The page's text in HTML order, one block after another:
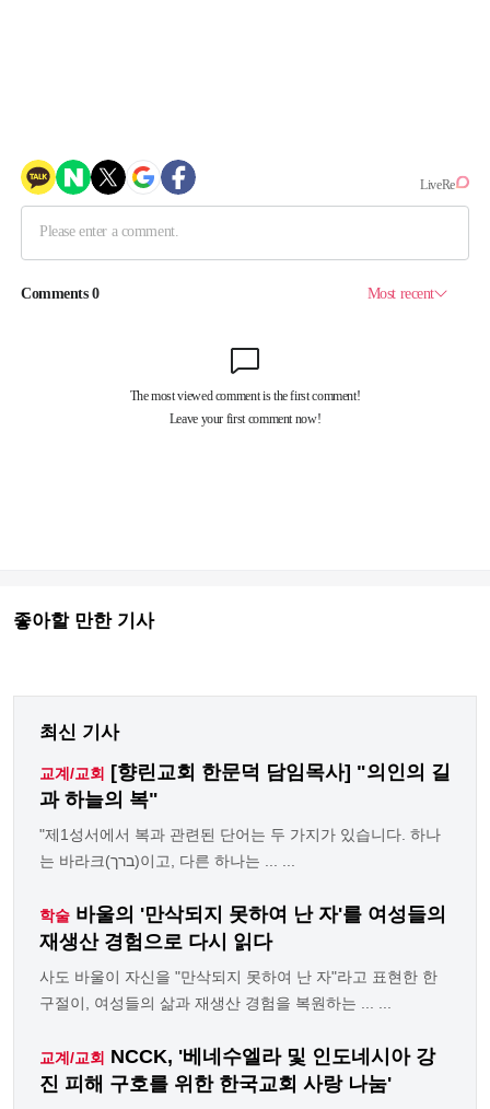
좋아할 만한 기사
최신 기사
교계/교회
[향린교회 한문덕 담임목사] "의인의 길
과 하늘의 복"
"제1성서에서 복과 관련된 단어는 두 가지가 있습니다. 하나
는 바라크(ברך)이고, 다른 하나는 ... ...
학술 바울의 '만삭되지 못하여 난 자'를 여성들의
재생산 경험으로 다시 읽다
사도 바울이 자신을 "만삭되지 못하여 난 자"라고 표현한 한
구절이, 여성들의 삶과 재생산 경험을 복원하는 ... ...
교계/교회 NCCK, '베네수엘라 및 인도네시아 강
진 피해 구호를 위한 한국교회 사랑 나눔'